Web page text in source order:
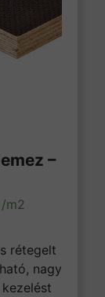
–
16815 Ft.price is:
/m2
rétegelt
nagy